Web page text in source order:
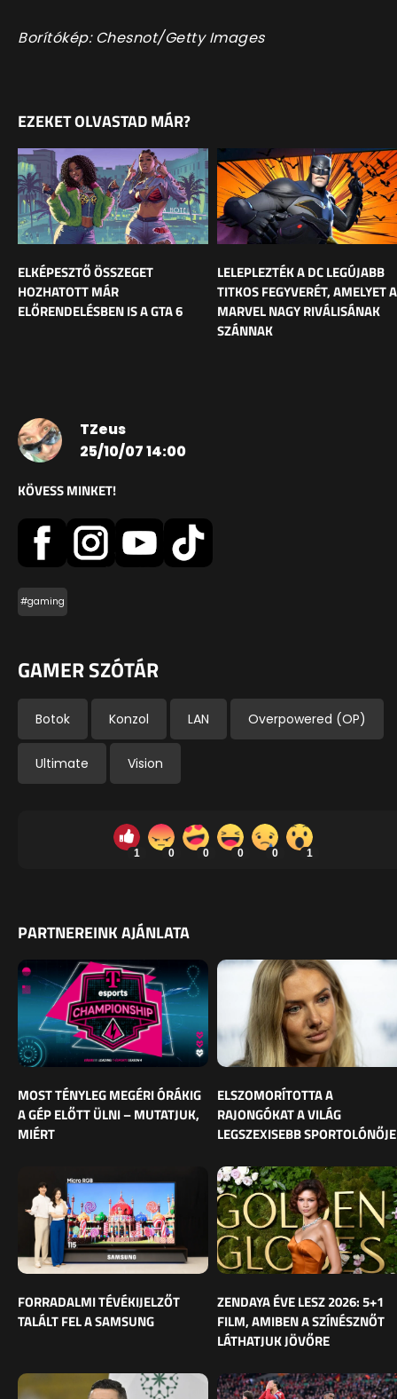
Borítókép: Chesnot/Getty Images
EZEKET OLVASTAD MÁR?
ELKÉPESZTŐ ÖSSZEGET
HOZHATOTT MÁR
ELŐRENDELÉSBEN IS A GTA 6
LELEPLEZTÉK A DC LEGÚJABB
TITKOS FEGYVERÉT, AMELYET A
MARVEL NAGY RIVÁLISÁNAK
SZÁNNAK
TZeus
25/10/07 14:00
KÖVESS MINKET!
#gaming
GAMER SZÓTÁR
Botok Konzol LAN Overpowered (OP)
Ultimate Vision
1 0 0 0 0 1
PARTNEREINK AJÁNLATA
MOST TÉNYLEG MEGÉRI ÓRÁKIG
A GÉP ELŐTT ÜLNI – MUTATJUK,
MIÉRT
ELSZOMORÍTOTTA A
RAJONGÓKAT A VILÁG
LEGSZEXISEBB SPORTOLÓNŐJE
FORRADALMI TÉVÉKIJELZŐT
TALÁLT FEL A SAMSUNG
ZENDAYA ÉVE LESZ 2026: 5+1
FILM, AMIBEN A SZÍNÉSZNŐT
LÁTHATJUK JÖVŐRE